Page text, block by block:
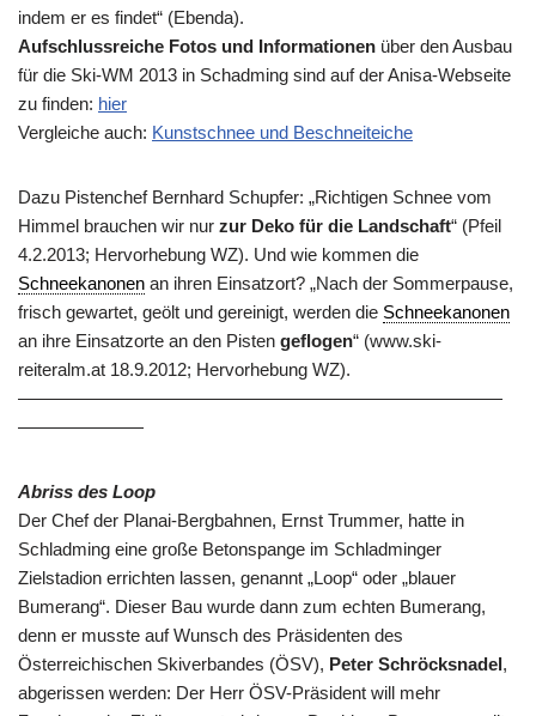
indem er es findet“ (Ebenda).
Aufschlussreiche Fotos und Informationen über den Ausbau
für die Ski-WM 2013 in Schadming sind auf der Anisa-Webseite
zu finden: hier
Vergleiche auch: Kunstschnee und Beschneiteiche
Dazu Pistenchef Bernhard Schupfer: „Richtigen Schnee vom
Himmel brauchen wir nur zur Deko für die Landschaft“ (Pfeil
4.2.2013; Hervorhebung WZ). Und wie kommen die
Schneekanonen an ihren Einsatzort? „Nach der Sommerpause,
frisch gewartet, geölt und gereinigt, werden die Schneekanonen
an ihre Einsatzorte an den Pisten geflogen“ (www.ski-
reiteralm.at 18.9.2012; Hervorhebung WZ).
———————————————————————————
———————
Abriss des Loop
Der Chef der Planai-Bergbahnen, Ernst Trummer, hatte in
Schladming eine große Betonspange im Schladminger
Zielstadion errichten lassen, genannt „Loop“ oder „blauer
Bumerang“. Dieser Bau wurde dann zum echten Bumerang,
denn er musste auf Wunsch des Präsidenten des
Österreichischen Skiverbandes (ÖSV), Peter Schröcksnadel,
abgerissen werden: Der Herr ÖSV-Präsident will mehr